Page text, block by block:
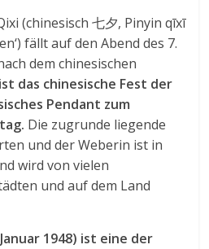
(chinesisch 七夕, Pinyin qīxī
fällt auf den Abend des 7.
dem chinesischen
das chinesische Fest der
Pendant zum
Die zugrunde liegende
und der Weberin ist in
wird von vielen
und auf dem Land
1948) ist eine der